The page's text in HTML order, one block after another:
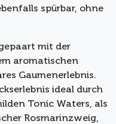
spürbar, ohne
mit der
aromatischen
Gaumenerlebnis.
ideal durch
Tonic Waters, als
Rosmarinzweig,